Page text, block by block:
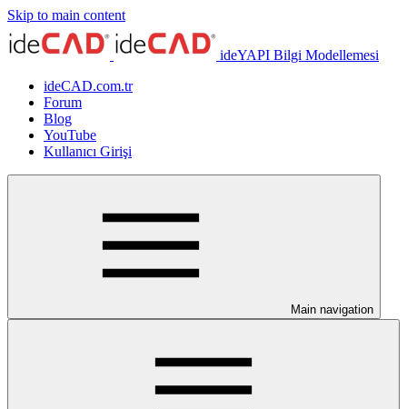
Skip to main content
ideYAPI Bilgi Modellemesi
ideCAD.com.tr
Forum
Blog
YouTube
Kullanıcı Girişi
Main navigation